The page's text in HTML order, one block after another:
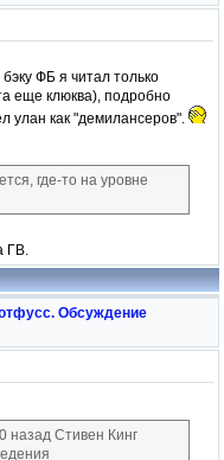
ФБ я читал только
еще клюква), подробно
улан как "демилансеров".
где-то на уровне
ГВ.
Обсуждение
назад Стивен Кинг